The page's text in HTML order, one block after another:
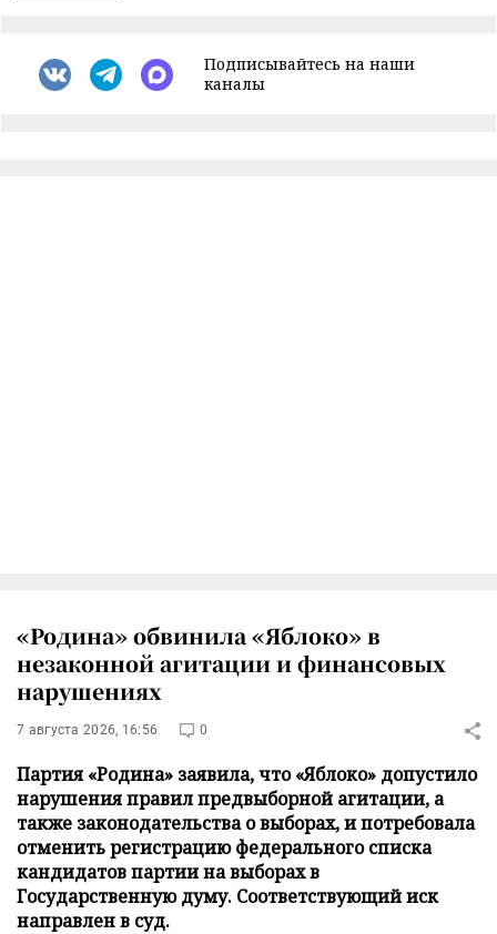
Подписывайтесь на наши
каналы
«Родина» обвинила «Яблоко» в
незаконной агитации и финансовых
нарушениях
7 августа 2026, 16:56 0
Партия «Родина» заявила, что «Яблоко» допустило
нарушения правил предвыборной агитации, а
также законодательства о выборах, и потребовала
отменить регистрацию федерального списка
кандидатов партии на выборах в
Государственную думу. Соответствующий иск
направлен в суд.